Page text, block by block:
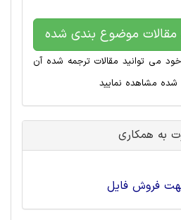
موضوع بندی شده
می توانید مقالات ترجمه شده آن
مشاهده نمایید
به همکاری
فروش فایل